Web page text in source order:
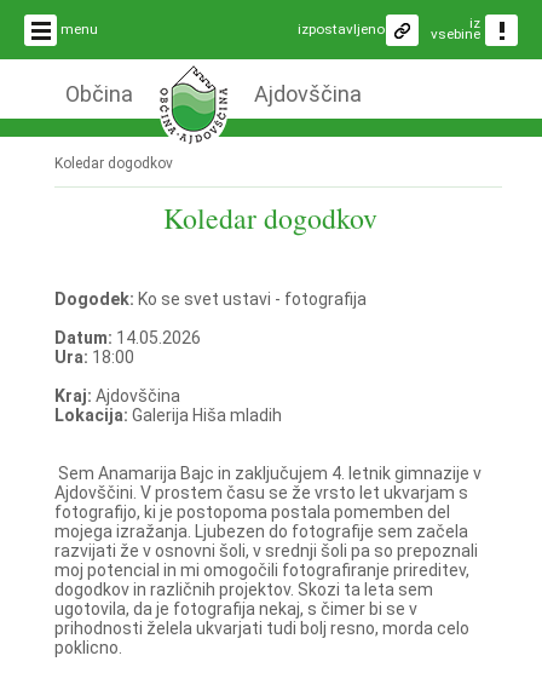
menu iz
vsebine
izpostavljeno
Občina Ajdovščina
Koledar dogodkov
Koledar dogodkov
Dogodek: Ko se svet ustavi - fotografija
Datum: 14.05.2026
Ura: 18:00
Kraj: Ajdovščina
Lokacija: Galerija Hiša mladih
Sem Anamarija Bajc in zaključujem 4. letnik gimnazije v
Ajdovščini. V prostem času se že vrsto let ukvarjam s
fotografijo, ki je postopoma postala pomemben del
mojega izražanja. Ljubezen do fotografije sem začela
razvijati že v osnovni šoli, v srednji šoli pa so prepoznali
moj potencial in mi omogočili fotografiranje prireditev,
dogodkov in različnih projektov. Skozi ta leta sem
ugotovila, da je fotografija nekaj, s čimer bi se v
prihodnosti želela ukvarjati tudi bolj resno, morda celo
poklicno.